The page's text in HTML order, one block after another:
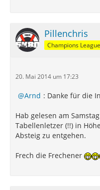
Pillenchris
Champions League
20. Mai 2014 um 17:23
Arnd : Danke für die
Hab gelesen am
Tabellenletzer (!!) in
Absteig zu entgehen.
Frech die Frechener